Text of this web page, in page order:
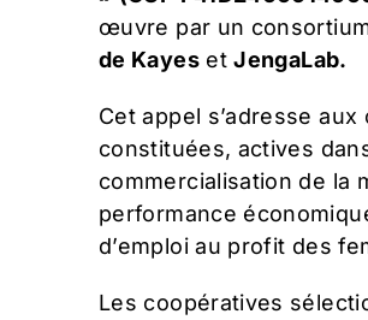
œuvre par un
de KayesetJengaLab.
Cet appel s’adresse
constituées, actives
commercialisation de la
performance
d’emploi au profit des
Les coopératives